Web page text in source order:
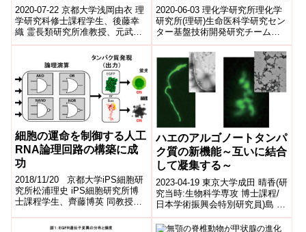
2020-07-22 京都大学浅岡由衣 理
学研究科修士課程学生、後藤幸
織 霊長類研究所准教授、元武俊
特定医療法人共和会共和病院医
師らの研究グループは、行動依
～
2020-06-03 理化学研究所理化学
研究所(理研)生命医科学研究セン
ター基盤技術開発研究チームの
桃沢幸秀チームリーダーらの国
際共同研究グループは、約500
細胞の運命を制御する人工
RNA論理回路の構築に成
功
2018/11/20 京都大学iPS細胞研
究所松浦理史 iPS細胞研究所博
士課程学生、齊藤博英 同教授ら
細胞に導入することで細...
ハエのアルゴノートタンパ
ク質の新機能～互いに結合
して凝集する～
2023-04-19 東京大学成田 晴香(研
究当時:生物科学専攻 博士課程/
日本学術振興会特別研究員)島 知
弘(生物科学専 助教)飯塚 怜(生物
科学専攻 助教)...